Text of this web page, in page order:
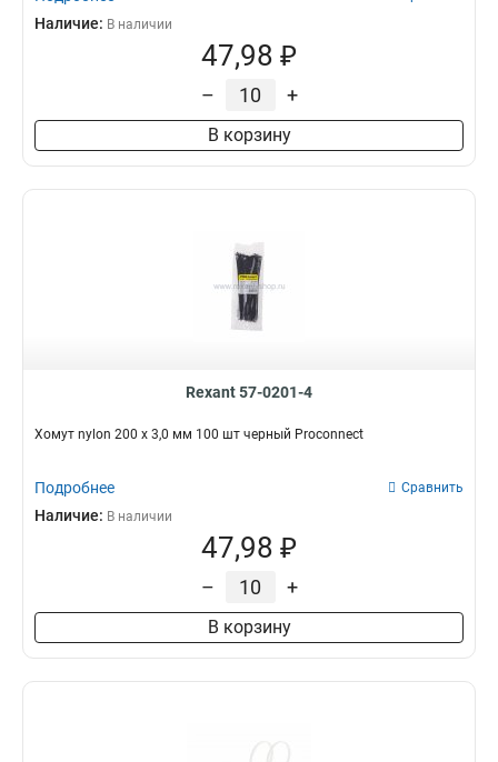
Наличие: В наличии
47,98 ₽
– +
В корзину
Rexant 57-0201-4
Хомут nylon 200 х 3,0 мм 100 шт черный Proconnect
Подробнее Сравнить
Наличие: В наличии
47,98 ₽
– +
В корзину